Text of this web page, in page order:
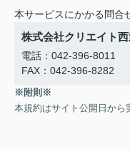
本サービスにかかる問合
株式会社クリエイト
電話：042-396-8011
FAX：042-396-8282
※附則※
本規約はサイト公開日から